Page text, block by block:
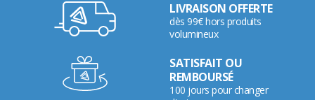
LIVRAISON OFFERTE
dès 99€ hors produits
volumineux
SATISFAIT OU
REMBOURSÉ
100 jours pour changer